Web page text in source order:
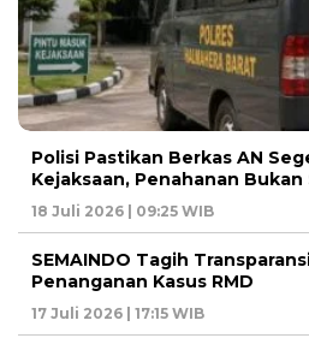
Polisi Pastikan Berkas AN
Kejaksaan, Penahanan
18 Juli 2026 | 09:25 WIB
SEMAINDO Tagih
Penanganan Kasus RMD
17 Juli 2026 | 17:15 WIB